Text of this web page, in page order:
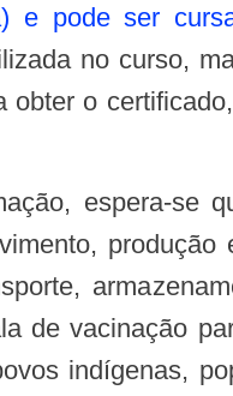
e pode ser
no curso,
obter o
de vacinação
indígenas,